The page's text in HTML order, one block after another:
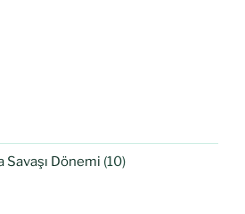
Savaşı Dönemi (10)